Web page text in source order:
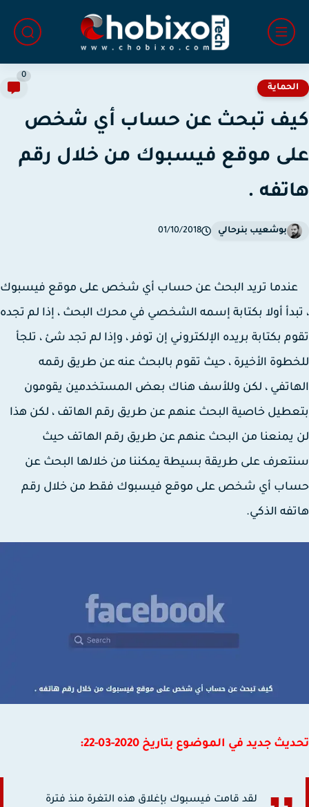
تبحث عن حساب أي شخص
موقع فيسبوك من خلال رقم
.
بوشعيب بنرحالي 01/10/2018
تريد البحث عن حساب أي شخص على موقع فيسبوك
أولا بكتابة إسمه الشخصي في محرك البحث ، إذا لم تجده
بكتابة بريده الإلكتروني إن توفر ، وإذا لم تجد شئ ، تلجأ
الأخيرة ، حيث تقوم بالبحث عنه عن طريق رقمه
، لكن وللأسف هناك بعض المستخدمين يقومون
خاصية البحث عنهم عن طريق رقم الهاتف ، لكن هذا
يمنعنا من البحث عنهم عن طريق رقم الهاتف حيث
على طريقة بسيطة يمكننا من خلالها البحث عن
أي شخص على موقع فيسبوك فقط من خلال رقم
الذكي.
جديد في الموضوع بتاريخ 2020-03-22‌‌‍:
لقد قامت فيسبوك بإغلاق هذه التغرة منذ فترة